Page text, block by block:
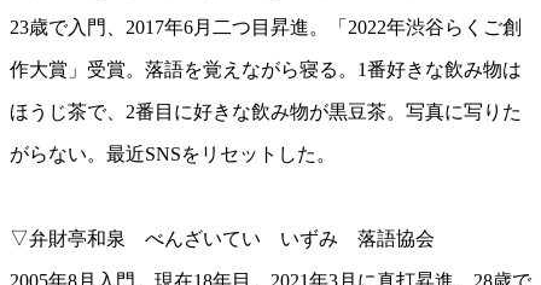
23歳で入門、2017年6月二つ目昇進。「2022年渋谷らくご創
作大賞」受賞。落語を覚えながら寝る。1番好きな飲み物は
ほうじ茶で、2番目に好きな飲み物が黒豆茶。写真に写りた
がらない。最近SNSをリセットした。
▽弁財亭和泉 べんざいてい いずみ 落語協会